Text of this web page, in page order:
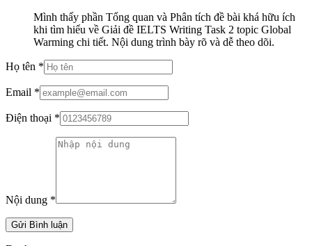
Mình thấy phần Tổng quan và Phân tích đề bài khá hữu ích
khi tìm hiểu về Giải đề IELTS Writing Task 2 topic Global
Warming chi tiết. Nội dung trình bày rõ và dễ theo dõi.
Họ tên *
Email *
Điện thoại *
Nội dung *
Gửi Bình luận